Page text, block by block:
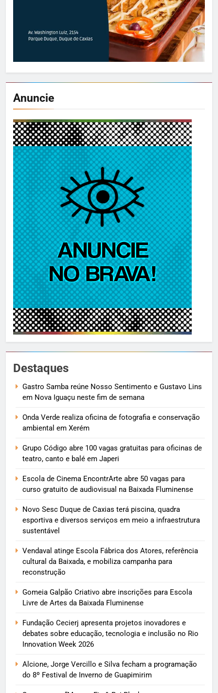
Anuncie
Destaques
Gastro Samba reúne Nosso Sentimento e Gustavo Lins
em Nova Iguaçu neste fim de semana
Onda Verde realiza oficina de fotografia e conservação
ambiental em Xerém
Grupo Código abre 100 vagas gratuitas para oficinas de
teatro, canto e balé em Japeri
Escola de Cinema EncontrArte abre 50 vagas para
curso gratuito de audiovisual na Baixada Fluminense
Novo Sesc Duque de Caxias terá piscina, quadra
esportiva e diversos serviços em meio a infraestrutura
sustentável
Vendaval atinge Escola Fábrica dos Atores, referência
cultural da Baixada, e mobiliza campanha para
reconstrução
Gomeia Galpão Criativo abre inscrições para Escola
Livre de Artes da Baixada Fluminense
Fundação Cecierj apresenta projetos inovadores e
debates sobre educação, tecnologia e inclusão no Rio
Innovation Week 2026
Alcione, Jorge Vercillo e Silva fecham a programação
do 8º Festival de Inverno de Guapimirim